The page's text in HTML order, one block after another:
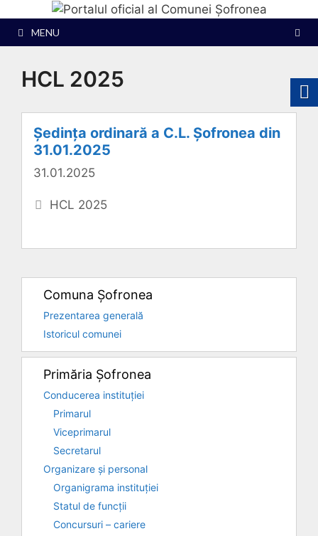
conținut
MENU
HCL 2025
Ședința ordinară a C.L. Șofronea din
31.01.2025
31.01.2025
Categorii
HCL 2025
Comuna Șofronea
Prezentarea generală
Istoricul comunei
Primăria Șofronea
Conducerea instituției
Primarul
Viceprimarul
Secretarul
Organizare și personal
Organigrama instituției
Statul de funcții
Concursuri – cariere